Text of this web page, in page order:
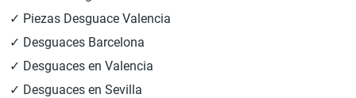
✓ Piezas Desguace Valencia
✓ Desguaces Barcelona
✓ Desguaces en Valencia
✓ Desguaces en Sevilla